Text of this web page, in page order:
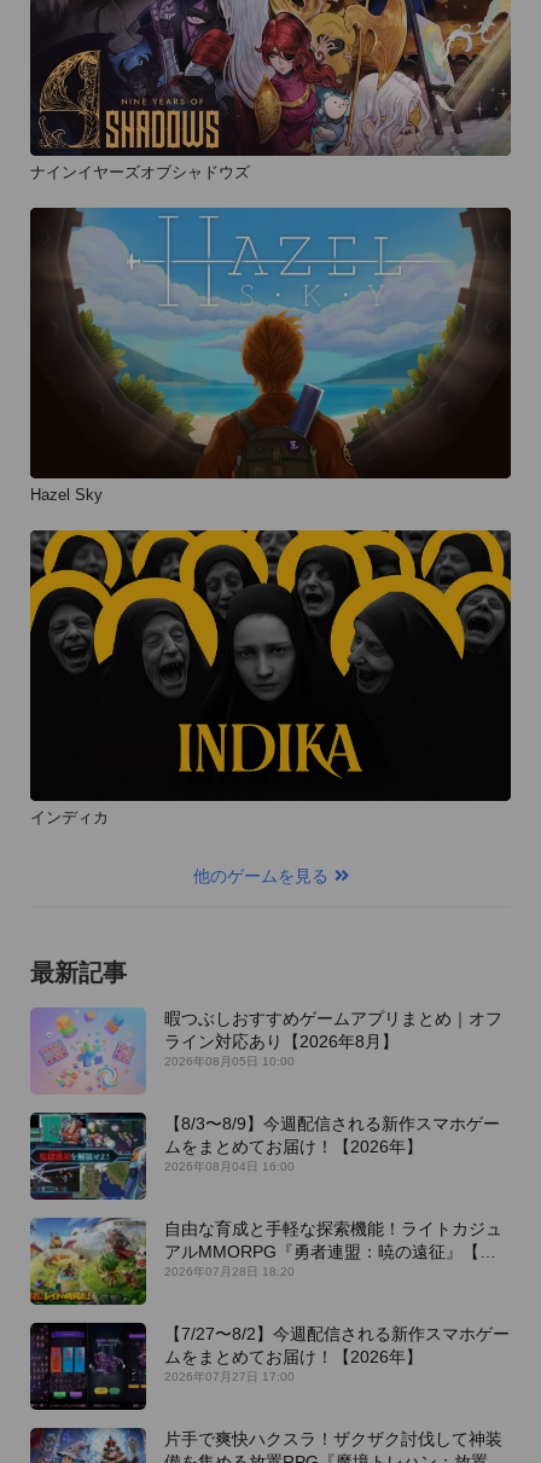
ナインイヤーズオブシャドウズ
Hazel Sky
インディカ
他のゲームを見る
最新記事
暇つぶしおすすめゲームアプリまとめ｜オフ
ライン対応あり【2026年8月】
2026年08月05日 10:00
【8/3〜8/9】今週配信される新作スマホゲー
ムをまとめてお届け！【2026年】
2026年08月04日 16:00
自由な育成と手軽な探索機能！ライトカジュ
アルMMORPG『勇者連盟：暁の遠征』【最
新作PICKUP】
2026年07月28日 18:20
【7/27〜8/2】今週配信される新作スマホゲー
ムをまとめてお届け！【2026年】
2026年07月27日 17:00
片手で爽快ハクスラ！ザクザク討伐して神装